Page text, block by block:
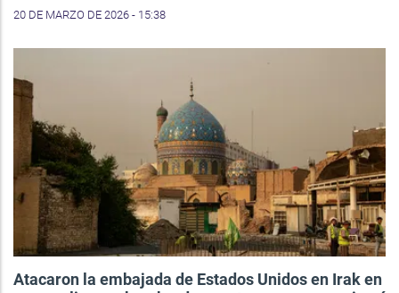
20 DE MARZO DE 2026 - 15:38
Atacaron la embajada de Estados Unidos en Irak en